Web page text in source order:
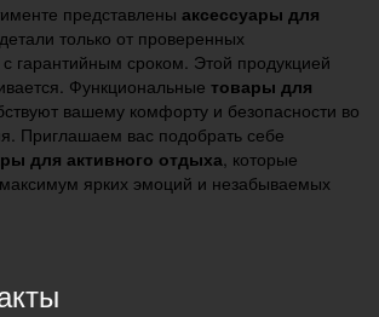
представлены аксессуары для
только от проверенных
гарантийным сроком. Этой продукцией
Функциональные товары для
вашему комфорту и безопасности во
Приглашаем вас подобрать себе
для активного отдыха, которые
максимум ярких эмоций и незабываемых